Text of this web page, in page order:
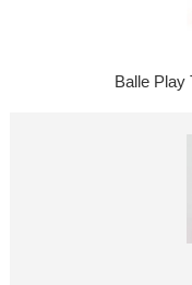
Balle Play